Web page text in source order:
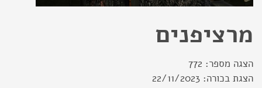
מרציפנים
הצגה מספר: 772
הצגת בכורה: 22/11/2023